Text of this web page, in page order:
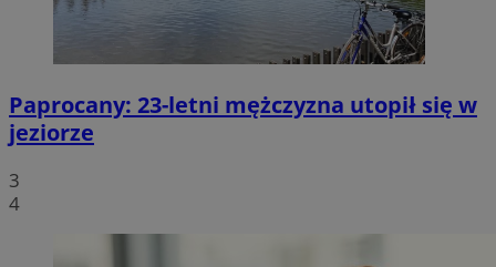
Paprocany: 23-letni mężczyzna utopił się w
jeziorze
3
4